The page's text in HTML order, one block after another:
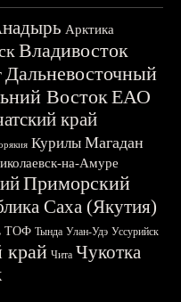
Арктика
Владивосток
Дальневосточный
ВостокЕАО
край
Курилы Магадан
на-Амуре
Приморский
Саха (Якутия)
ТОФ Тында Улан-Удэ Уссурийск
край Чита Чукотка